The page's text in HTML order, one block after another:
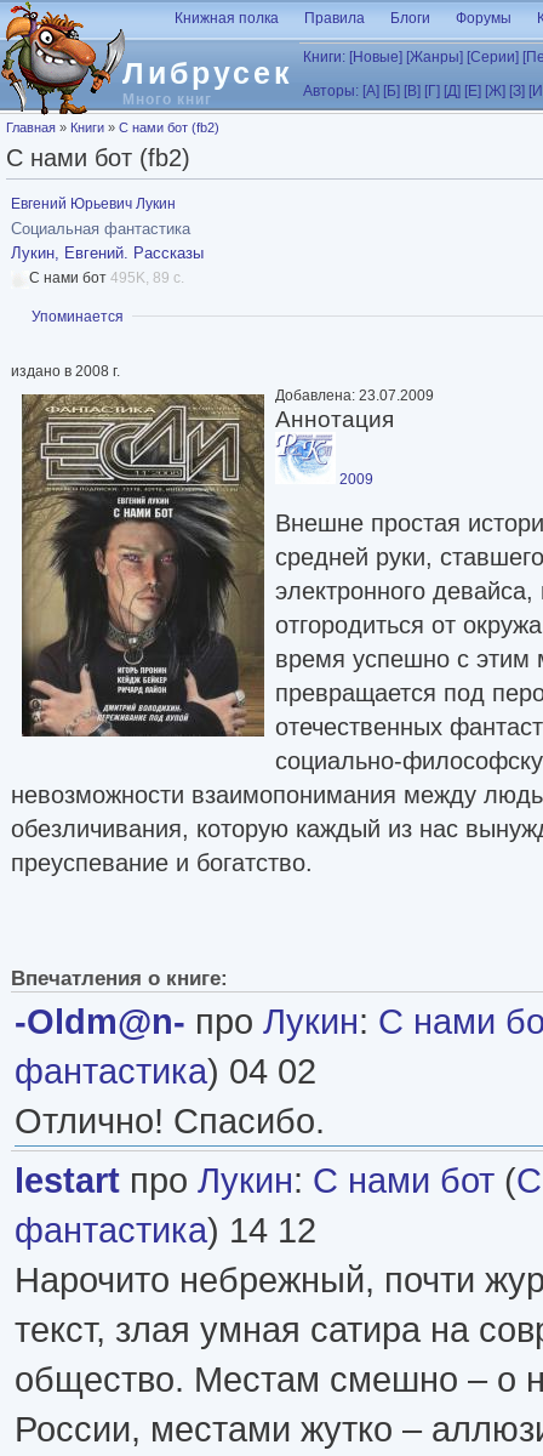
Перейти к основному содержанию
Либрусек
Много книг
Книжная полка Правила Блоги Форумы
Книги: [Новые] [Жанры] [Серии]
Авторы: [А] [Б] [В] [Г] [Д] [Е] [Ж] [З]
Вы здесь
Главная » Книги » С нами бот (fb2)
С нами бот (fb2)
Евгений Юрьевич Лукин
Социальная фантастика
Лукин, Евгений. Рассказы
С нами бот 495K, 89 с.
Показать
Упоминается
издано в 2008 г.
Добавлена: 23.07.2009
Аннотация
2009
Внешне простая
средней руки,
электронного
отгородиться от
время успешно с этим
превращается под
отечественных
социально-
невозможности взаимопонимания между
обезличивания, которую каждый из нас
преуспевание и богатство.
Впечатления о книге:
-Oldm@n- про Лукин: С нами
фантастика) 04 02
Отлично! Спасибо.
lestart про Лукин: С нами бот (
фантастика) 14 12
Нарочито небрежный, почти
текст, злая умная сатира на
общество. Местам смешно – о
России, местами жутко –